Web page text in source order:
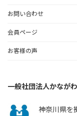
お問い合わせ
会員ページ
お客様の声
一般社団法人かなが
神奈川県を